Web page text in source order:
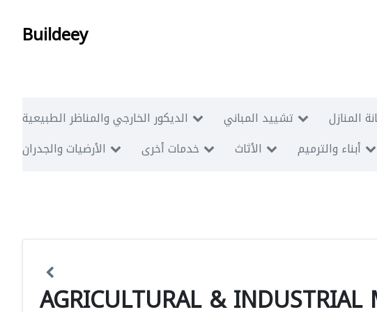
Buildeey
الديكور الخارجي والمناظر الطبيعية تشييد المباني المنازل
الأرضيات والجدران
خدمات أخرى الأثاث أبناء والترميم
AGRICULTURAL &